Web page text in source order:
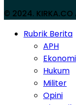
© 2024.
Rubrik Berita
APH
Ekonomi
Hukum
Militer
Opini